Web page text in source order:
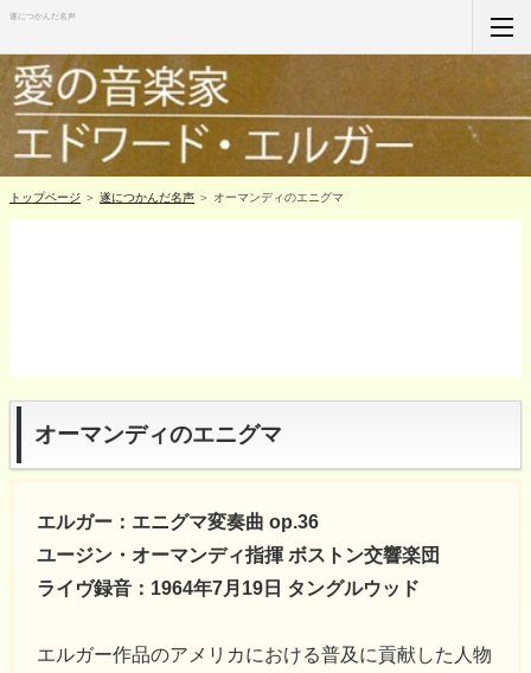
遂につかんだ名声
ホーム
RSS購読
サイトマップ
トップページ ＞ 遂につかんだ名声 ＞ オーマンディのエニグマ
オーマンディのエニグマ
エルガー：エニグマ変奏曲 op.36
ユージン・オーマンディ指揮 ボストン交響楽団
ライヴ録音：1964年7月19日 タングルウッド
エルガー作品のアメリカにおける普及に貢献した人物